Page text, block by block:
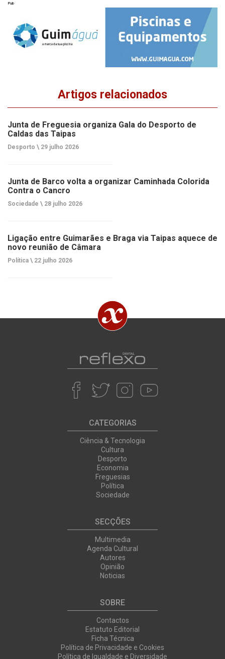
Pub
Artigos relacionados
Junta de Freguesia organiza Gala do Desporto de
Caldas das Taipas
Desporto \ 29 julho 2026
Junta de Barco volta a organizar Caminhada Colorida
Contra o Cancro
Sociedade \ 28 julho 2026
Ligação entre Guimarães e Braga via Taipas aquece de
novo reunião de Câmara
Política \ 22 julho 2026
CATEGORIAS
Ciência & Tecnologia
Cultura
Desporto
Economia
Freguesias
Política
Sociedade
SECÇÕES
Multimedia
Agenda Cultural
Autores
Opinião
Noticias
SOBRE
Contactos
Estatuto Editorial
Ficha Técnica
Política de Privacidade e Cookies
Política de Igualdade e Diversidade